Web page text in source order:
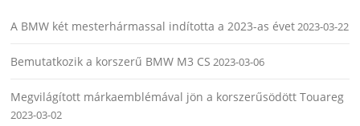
A BMW két mesterhármassal indította a 2023-as évet2023-03-22
Bemutatkozik a korszerű BMW M3 CS 2023-03-06
Megvilágított márkaemblémával jön a korszerűsödött Touareg
2023-03-02